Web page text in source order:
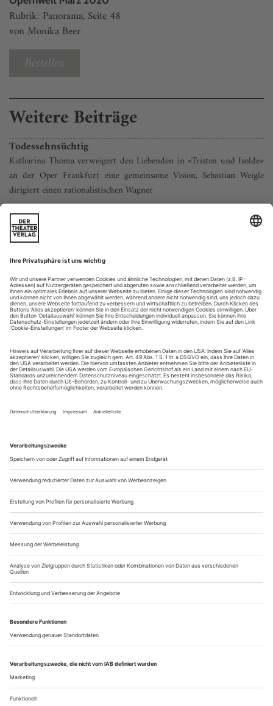
Rubrik: Panorama, Seite 48
von Monika Beer
Bestellen
Weitere Beiträge
Todessehnsüchtig
Katharina Thoma verweigert den Liebenden in «Tristan und Isolde»
an der Oper Frankfurt eine gemeinsame Vision, Sebastian Weigle
dirigiert einen rationalistischen Wagner
Insel der Glückseligen? Das Bild, das wir zu Beginn des
dritten Aufzugs sehen, verheißt diesbezüglich wenig Gutes.
Johannes Leiackers karge, von Olaf Winter raffiniert
ausgeleuchtete Schwarzweiß-Bühne definiert Kareols Küste
vielmehr als Ort einsamen Sterbens, als Gegenentwurf zu
einer irgendwie gearteten positiven Utopie. Zerborstene
Bruchstücke jener riesigen...
Lauter Gelangweilte
Verdi: Falstaff
HAMBURG | STAATSOPER
Fangen wir mit der Musik an. Ein Wunder an rhythmischer
Energie ist Verdis letzte Oper, ein Drehkreisel, der ohne
Beine zu stolpern droht. Für den Dirigenten und sein
Orchester eine überaus heikle Angelegenheit. Wie heikel, war
bei der...
Blutige Kolonialgeschichte
Ersan Mondtag verlegt Franz Schrekers «Schmied von Gent» an der
Opera Vlaanderen in den von Belgien ausgeplünderten Kongo; der
neue Musikchef Alejo Pérez entlockt den klanglichen Mixturen
maximale Transparenz
Warum Franz Schrekers letzte Oper eines Tages den Weg auf
den Spielplan belgischer Bühnen finden musste, erklärt schon
der Titel: «Der Schmied von Gent». Die Opera Vlaanderen
hat das Werk jetzt an ihren Spielstätten in Antwerpen und
Gent herausgebracht – mit einem drastischen Bezug auf ein
dunkles Kapitel der Geschichte Belgiens. Freilich schwimmt
die flämische...